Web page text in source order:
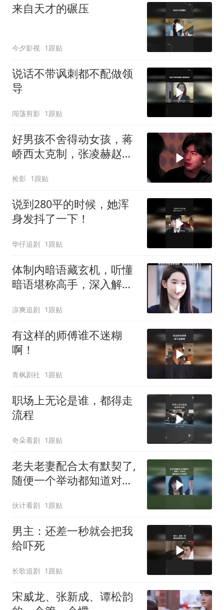
来自天才的碾压
今夕影视 1跟贴
说话不带讽刺都不配做领
导
闯荡剪影 1跟贴
好男孩不舍得动女孩，蒋
峤西太克制，张凌赫赵今
捡影 1跟贴
说到280平的时候，她浑
身发抖了一下！
华仔追剧 1跟贴
体制内暗语藏玄机，听懂
暗语堪称高手，深入解读
凉爽追剧 1跟贴
有这样的师傅谁不迷糊
啊！
青枫剧社 1跟贴
职场上无论是谁，都得走
流程
奇朵看剧 1跟贴
老夫老妻配合太有默契了,
随便一个举动都知道对方
伙计看剧 1跟贴
男主：还差一秒就会把我
给吓死
长歌追剧 1跟贴
宋威龙、张新成、谭松韵